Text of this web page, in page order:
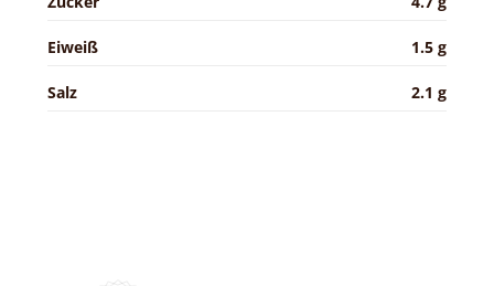
Eiweiß 1.5 g
Salz 2.1 g